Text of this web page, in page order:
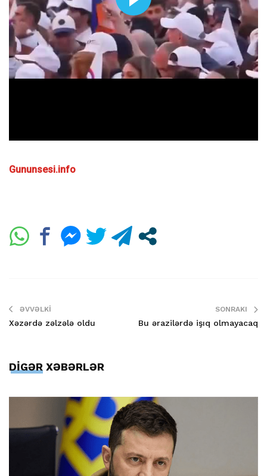
Gununsesi.info
ƏVVƏLKI
Xəzərdə zəlzələ oldu
SONRAKI
Bu ərazilərdə işıq olmayacaq
DİGƏR XƏBƏRLƏR